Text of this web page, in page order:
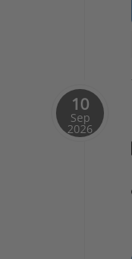
10
Sep
2026